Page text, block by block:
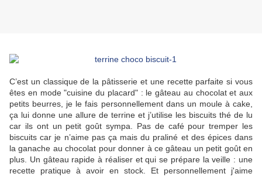
C’est un classique de la pâtisserie et une recette parfaite si vous
êtes en mode "cuisine du placard" : le gâteau au chocolat et aux
petits beurres, je le fais personnellement dans un moule à cake,
ça lui donne une allure de terrine et j’utilise les biscuits thé de lu
car ils ont un petit goût sympa. Pas de café pour tremper les
biscuits car je n’aime pas ça mais du praliné et des épices dans
la ganache au chocolat pour donner à ce gâteau un petit goût en
plus. Un gâteau rapide à réaliser et qui se prépare la veille : une
recette pratique à avoir en stock. Et personnellement j'aime